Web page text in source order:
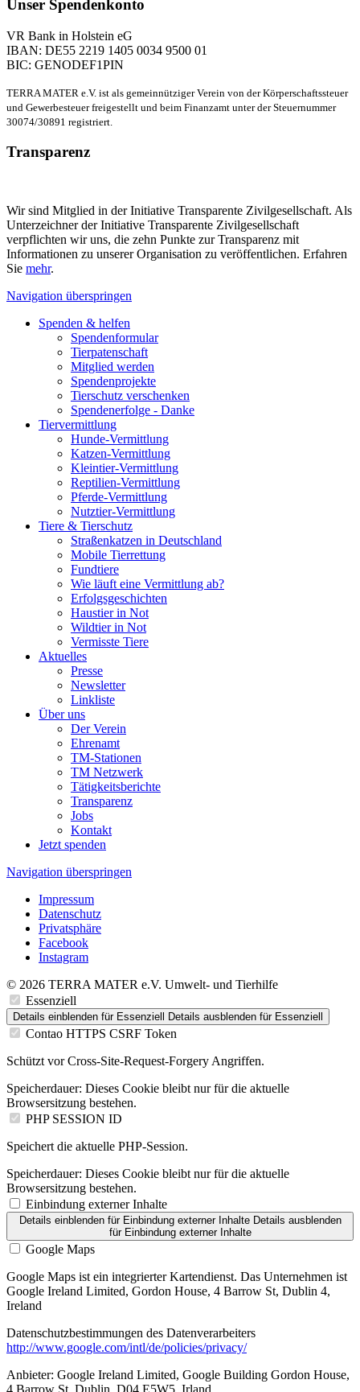
Unser Spendenkonto
VR Bank in Holstein eG
IBAN: DE55 2219 1405 0034 9500 01
BIC: GENODEF1PIN
TERRA MATER e.V. ist als gemeinnütziger Verein von der Körperschaftssteuer
und Gewerbesteuer freigestellt und beim Finanzamt unter der Steuernummer
30074/30891 registriert.
Transparenz
Wir sind Mitglied in der Initiative Transparente Zivilgesellschaft. Als
Unterzeichner der Initiative Transparente Zivilgesellschaft
verpflichten wir uns, die zehn Punkte zur Transparenz mit
Informationen zu unserer Organisation zu veröffentlichen. Erfahren
Sie mehr.
Navigation überspringen
Spenden & helfen
Spendenformular
Tierpatenschaft
Mitglied werden
Spendenprojekte
Tierschutz verschenken
Spendenerfolge - Danke
Tiervermittlung
Hunde-Vermittlung
Katzen-Vermittlung
Kleintier-Vermittlung
Reptilien-Vermittlung
Pferde-Vermittlung
Nutztier-Vermittlung
Tiere & Tierschutz
Straßenkatzen in Deutschland
Mobile Tierrettung
Fundtiere
Wie läuft eine Vermittlung ab?
Erfolgsgeschichten
Haustier in Not
Wildtier in Not
Vermisste Tiere
Aktuelles
Presse
Newsletter
Linkliste
Über uns
Der Verein
Ehrenamt
TM-Stationen
TM Netzwerk
Tätigkeitsberichte
Transparenz
Jobs
Kontakt
Jetzt spenden
Navigation überspringen
Impressum
Datenschutz
Privatsphäre
Facebook
Instagram
© 2026 TERRA MATER e.V. Umwelt- und Tierhilfe
Essenziell
Details einblenden für Essenziell Details ausblenden für Essenziell
Contao HTTPS CSRF Token
Schützt vor Cross-Site-Request-Forgery Angriffen.
Speicherdauer: Dieses Cookie bleibt nur für die aktuelle
Browsersitzung bestehen.
PHP SESSION ID
Speichert die aktuelle PHP-Session.
Speicherdauer: Dieses Cookie bleibt nur für die aktuelle
Browsersitzung bestehen.
Einbindung externer Inhalte
Details einblendenfür Einbindung externer Inhalte Details ausblenden
für Einbindung externer Inhalte
Google Maps
Google Maps ist ein integrierter Kartendienst. Das Unternehmen ist
Google Ireland Limited, Gordon House, 4 Barrow St, Dublin 4,
Ireland
Datenschutzbestimmungen des Datenverarbeiters
http://www.google.com/intl/de/policies/privacy/
Anbieter: Google Ireland Limited, Google Building Gordon House,
4 Barrow St, Dublin, D04 E5W5, Irland